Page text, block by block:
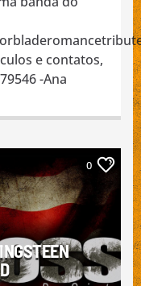
e contatos,
-Ana
0